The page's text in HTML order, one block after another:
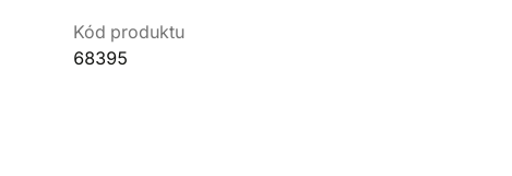
Kód produktu
68395